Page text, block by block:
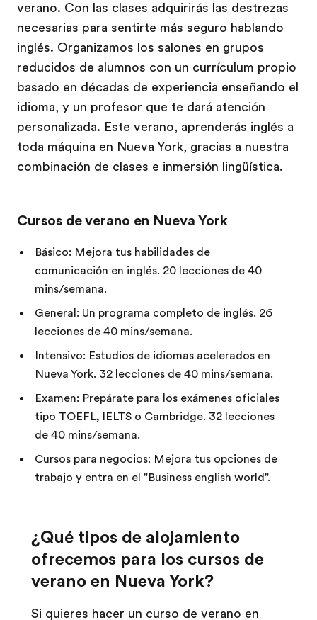
verano. Con las clases adquirirás las destrezas
necesarias para sentirte más seguro hablando
inglés. Organizamos los salones en grupos
reducidos de alumnos con un currículum propio
basado en décadas de experiencia enseñando el
idioma, y un profesor que te dará atención
personalizada. Este verano, aprenderás inglés a
toda máquina en Nueva York, gracias a nuestra
combinación de clases e inmersión lingüística.
Cursos de verano en Nueva York
Básico: Mejora tus habilidades de
comunicación en inglés. 20 lecciones de 40
mins/semana.
General: Un programa completo de inglés. 26
lecciones de 40 mins/semana.
Intensivo: Estudios de idiomas acelerados en
Nueva York. 32 lecciones de 40 mins/semana.
Examen: Prepárate para los exámenes oficiales
tipo TOEFL, IELTS o Cambridge. 32 lecciones
de 40 mins/semana.
Cursos para negocios: Mejora tus opciones de
trabajo y entra en el "Business english world".
¿Qué tipos de alojamiento
ofrecemos para los cursos de
verano en Nueva York?
Si quieres hacer un curso de verano en